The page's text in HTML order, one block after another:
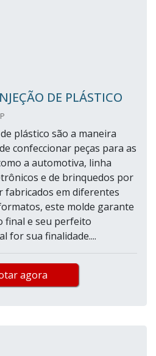
DE PLÁSTICO
plástico são a maneira
confeccionar peças para as
a automotiva, linha
e de brinquedos por
fabricados em diferentes
este molde garante
final e seu perfeito
for sua finalidade....
agora